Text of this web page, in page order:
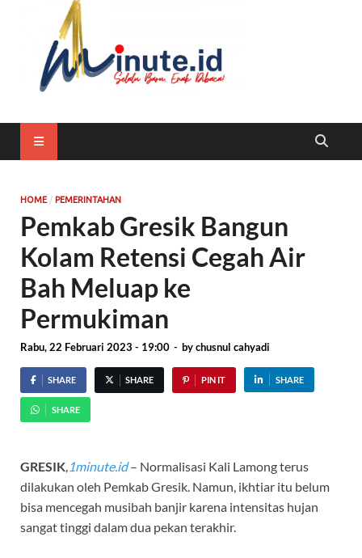
HOME / PEMERINTAHAN
Pemkab Gresik Bangun
Kolam Retensi Cegah Air
Bah Meluap ke
Permukiman
Rabu, 22 Februari 2023 - 19:00 - bychusnul cahyadi
SHARE SHARE PIN IT SHARE
SHARE
GRESIK, 1minute.id– Normalisasi Kali Lamong terus
dilakukan oleh Pemkab Gresik. Namun, ikhtiar itu belum
bisa mencegah musibah banjir karena intensitas hujan
sangat tinggi dalam dua pekan terakhir.